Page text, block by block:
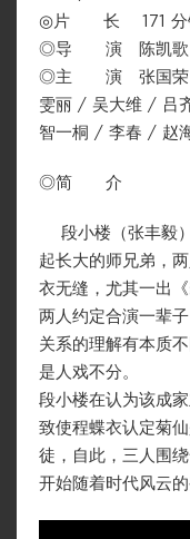
◎片 长 171 分
◎导 演 陈凯歌
◎主 演 张国荣 /
雯丽 / 吴大维 / 吕
智一桐 / 李春 / 赵
◎简 介
段小楼（张丰毅
起长大的师兄弟，
衣无缝，尤其一出
两人约定合演一辈
关系的理解有本质
是人戏不分。
段小楼在认为该成
致使程蝶衣认定菊
徒，自此，三人围
开始随着时代风云